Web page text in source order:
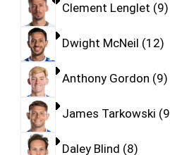
Clement Lenglet 9
Dwight McNeil 12
Anthony Gordon 9
James Tarkowski 9
Daley Blind 8